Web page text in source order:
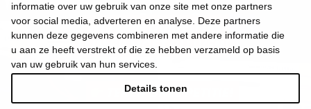
informatie over uw gebruik van onze site met onze partners
voor social media, adverteren en analyse. Deze partners
kunnen deze gegevens combineren met andere informatie die
u aan ze heeft verstrekt of die ze hebben verzameld op basis
van uw gebruik van hun services.
Details tonen